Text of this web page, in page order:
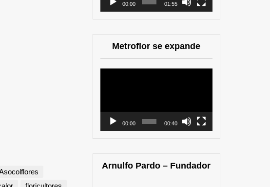
00:00 01:55
Metroflor se expande
00:00 00:40
Arnulfo Pardo – Fundador